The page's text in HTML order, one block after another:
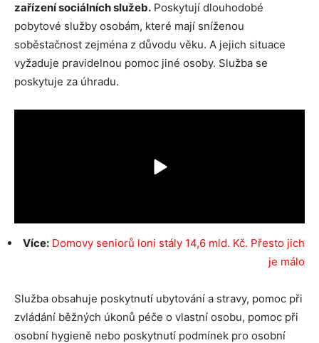
zařízení sociálních služeb. Poskytují dlouhodobé
pobytové služby osobám, které mají sníženou
soběstačnost zejména z důvodu věku. A jejich situace
vyžaduje pravidelnou pomoc jiné osoby. Služba se
poskytuje za úhradu.
Více: Domovy seniorů loni stály 14,6 mld. Kč. Přesto jich
je málo
Služba obsahuje poskytnutí ubytování a stravy, pomoc při
zvládání běžných úkonů péče o vlastní osobu, pomoc při
osobní hygieně nebo poskytnutí podmínek pro osobní